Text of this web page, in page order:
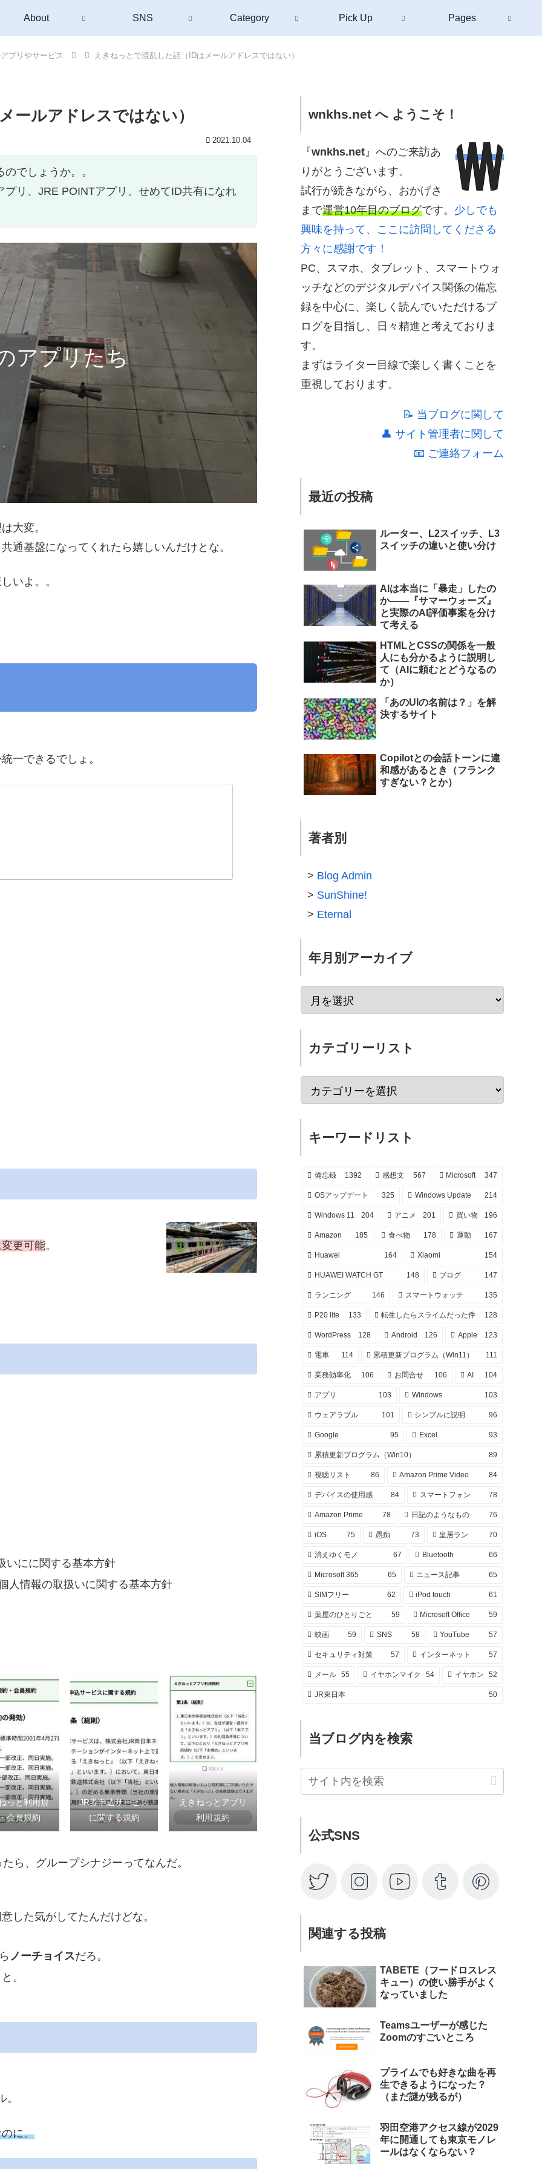
About SNS Category Pick Up Pages
プリやサービス えきねっとで混乱した話（IDはメールアドレスではない）
ールアドレスではない）
2021.10.04
でしょうか。。
リ、JRE POINTアプリ。せめてID共有になれ
アプリたち
大変。
通基盤になってくれたら嬉しいんだけとな。
いよ。。
一できるでしょ。
更可能。
いにに関する基本方針
人情報の取扱いに関する基本方針
っと利用規
会員規約
JR券申込サービス
に関する規約
えきねっとアプリ
利用規約
ら、グループシナジーってなんだ。
した気がしてたんだけどな。
ノーチョイスだろ。
。
に。
wnkhs.net へ ようこそ！
『wnkhs.net 』へのご来訪あ
りがとうございます。
試行が続きながら、おかげさ
まで運営10年目のブログです。 少しでも
興味を持って、ここに訪問してくださる
方々に感謝です！
PC、スマホ、タブレット、スマートウォ
ッチなどのデジタルデバイス関係の備忘
録を中心に、楽しく読んでいただけるブ
ログを目指し、日々精進と考えておりま
す。
まずはライター目線で楽しく書くことを
重視しております。
📝 当ブログに関して
👤 サイト管理者に関して
📧 ご連絡フォーム
最近の投稿
ルーター、L2スイッチ、L3
スイッチの違いと使い分け
AIは本当に「暴走」したの
か――『サマーウォーズ』
と実際のAI評価事案を分け
て考える
HTMLとCSSの関係を一般
人にも分かるように説明し
て（AIに頼むとどうなるの
か）
「あのUIの名前は？」を解
決するサイト
Copilotとの会話トーンに違
和感があるとき（フランク
すぎない？とか）
著者別
Blog Admin
SunShine!
Eternal
年月別アーカイブ
カテゴリーリスト
キーワードリスト
備忘録 1392 感想文 567 Microsoft 347
OSアップデート 325 Windows Update 214
Windows 11 204 アニメ 201 買い物 196
Amazon 185 食べ物 178 運動 167
Huawei 164 Xiaomi 154
HUAWEI WATCH GT 148 ブログ 147
ランニング 146 スマートウォッチ 135
P20 lite 133 転生したらスライムだった件 128
WordPress 128 Android 126 Apple 123
電車 114 累積更新プログラム（Win11） 111
業務効率化 106 お問合せ 106 AI 104
アプリ 103 Windows 103
ウェアラブル 101 シンプルに説明 96
Google 95 Excel 93
累積更新プログラム（Win10） 89
視聴リスト 86 Amazon Prime Video 84
デバイスの使用感 84 スマートフォン 78
Amazon Prime 78 日記のようなもの 76
iOS 75 愚痴 73 皇居ラン 70
消えゆくモノ 67 Bluetooth 66
Microsoft 365 65 ニュース記事 65
SIMフリー 62 iPod touch 61
薬屋のひとりごと 59 Microsoft Office 59
映画 59 SNS 58 YouTube 57
セキュリティ対策 57 インターネット 57
メール 55 イヤホンマイク 54 イヤホン 52
JR東日本 50
当ブログ内を検索
公式SNS
関連する投稿
TABETE（フードロスレス
キュー）の使い勝手がよく
なっていました
Teamsユーザーが感じた
Zoomのすごいところ
プライムでも好きな曲を再
生できるようになった？
（まだ謎が残るが）
羽田空港アクセス線が2029
年に開通しても東京モノレ
ールはなくならない？